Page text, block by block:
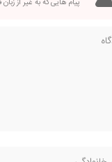
پیام هایی که به غیر از